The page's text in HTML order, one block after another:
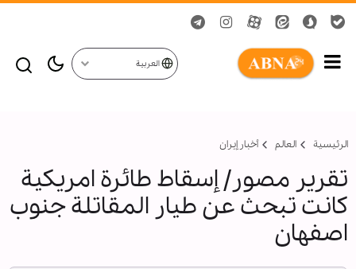
العربية
الرئيسية العالم أخبار إيران
تقرير مصور/ إسقاط طائرة امريكية
كانت تبحث عن طيار المقاتلة جنوب
اصفهان